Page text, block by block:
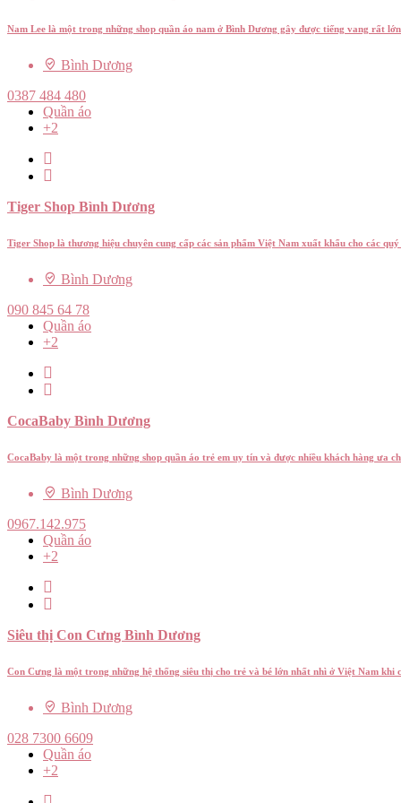
Nam Lee là một trong những shop quần áo nam ở Bình Dương gây được tiếng vang rất
Bình Dương
0387 484 480
Quần áo
+2
Tiger Shop Bình Dương
Tiger Shop là thương hiệu chuyên cung cấp các sản phẩm Việt Nam xuất khẩu cho các
Bình Dương
090 845 64 78
Quần áo
+2
CocaBaby Bình Dương
CocaBaby là một trong những shop quần áo trẻ em uy tín và được nhiều khách hàng ưa
Bình Dương
0967.142.975
Quần áo
+2
Siêu thị Con Cưng Bình Dương
Con Cưng là một trong những hệ thống siêu thị cho trẻ và bé lớn nhất nhì ở Việt Nam khi
Bình Dương
028 7300 6609
Quần áo
+2